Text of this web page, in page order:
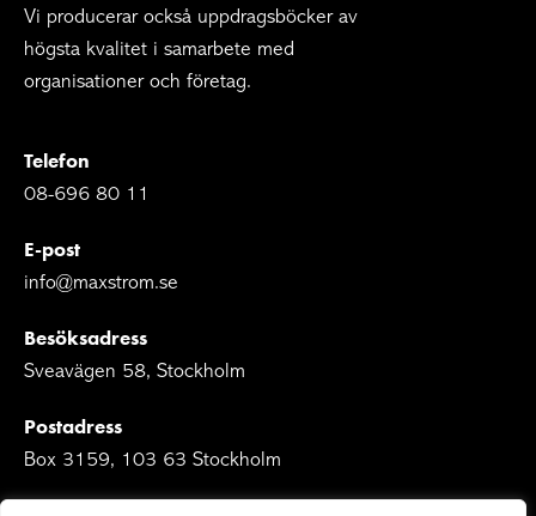
Vi producerar också uppdragsböcker av
högsta kvalitet i samarbete med
organisationer och företag.
Telefon
08-696 80 11
E-post
info@maxstrom.se
Besöksadress
Sveavägen 58, Stockholm
Postadress
Box 3159, 103 63 Stockholm